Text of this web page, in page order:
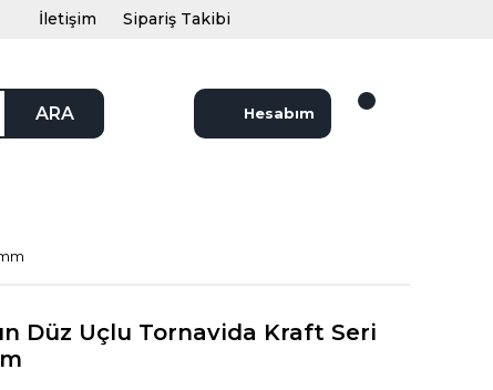
İletişim Sipariş Takibi
ARA Hesabım
Düz Uçlu Tornavida Kraft Seri